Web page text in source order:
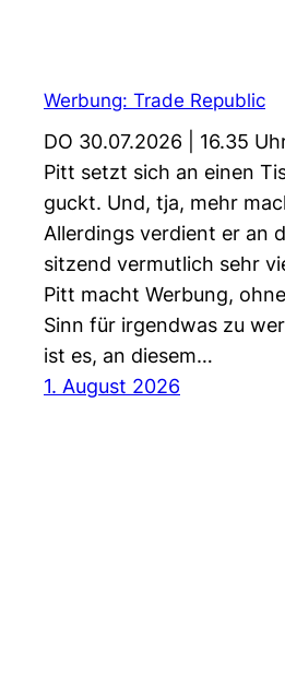
Werbung: Trade Republic
DO 30.07.2026 | 16.35
Pitt setzt sich an einen
guckt. Und, tja, mehr
Allerdings verdient er an
sitzend vermutlich sehr
Pitt macht Werbung,
Sinn für irgendwas zu
ist es, an diesem…
1. August 2026